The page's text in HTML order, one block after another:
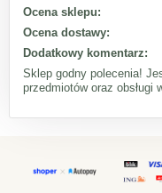
Ocena sklepu:
Ocena dostawy:
Dodatkowy komentarz:
Sklep godny polecenia!
przedmiotów oraz obsługi